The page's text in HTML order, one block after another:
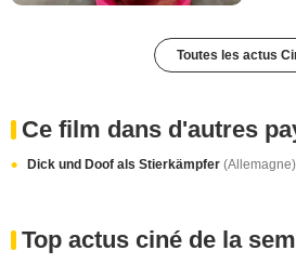
Toutes les actus
Ce film dans d'autres
Dick und Doof als Stierkämpfer (Allemagne)
Top actus ciné de la